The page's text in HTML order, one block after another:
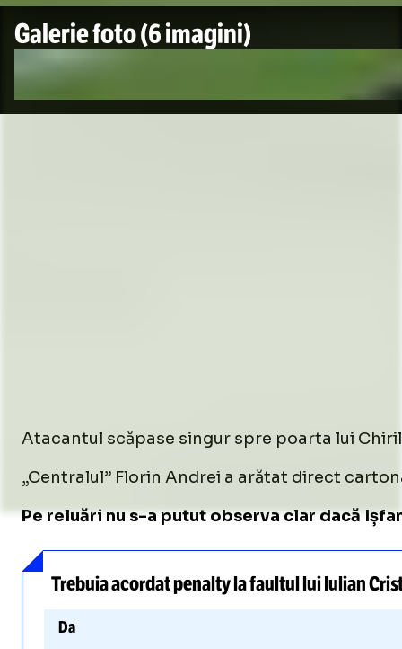
Galerie foto(6 imagini)
Atacantul scăpase singur spre poarta lui
„Centralul” Florin Andrei a arătat direct
Pe reluări nu s-a putut observa clar dacă
Trebuia acordat penalty la faultul lui Iulian
Da